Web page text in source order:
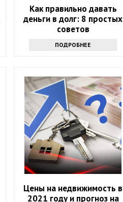
Как правильно давать
деньги в долг: 8 простых
советов
ПОДРОБНЕЕ
Цены на недвижимость в
2021 году и прогноз на